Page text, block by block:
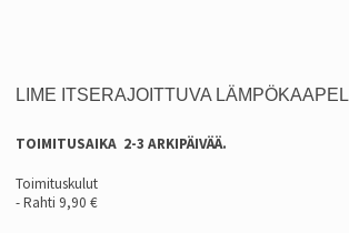
LIME ITSERAJOITTUVA LÄMPÖKAAPELI
TOIMITUSAIKA 2-3 ARKIPÄIVÄÄ.
Toimituskulut
- Rahti 9,90 €